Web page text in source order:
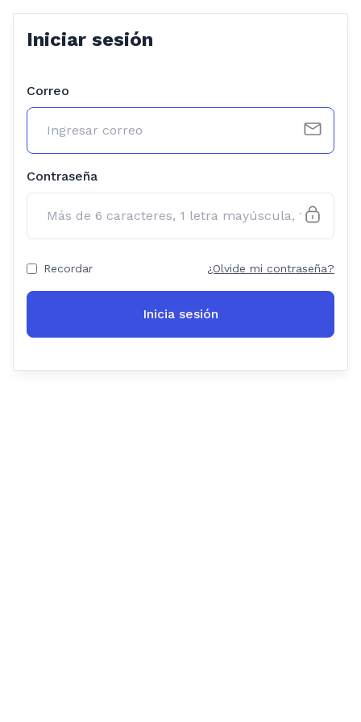
Iniciar sesión
Correo
Contraseña
Recordar ¿Olvide mi contraseña?